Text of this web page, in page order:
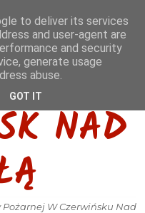
NAD
W Czerwińsku Nad
to deliver its services
and user-agent are
and security
generate usage
abuse.
GOT IT